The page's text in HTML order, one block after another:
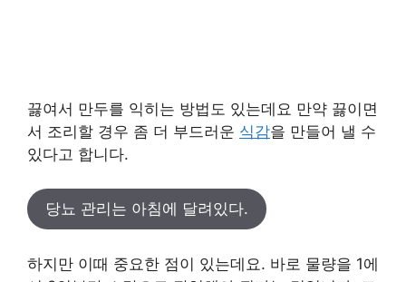
끓여서 만두를 익히는 방법도 있는데요 만약 끓이면
서 조리할 경우 좀 더 부드러운 식감을 만들어 낼 수
있다고 합니다.
당뇨 관리는 아침에 달려있다.
하지만 이때 중요한 점이 있는데요. 바로 물량을 1에